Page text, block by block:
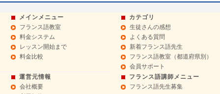
メインメニュー
フランス語教室
料金システム
レッスン開始まで
料金比較
カテゴリ
生徒さんの感想
よくある質問
新着フランス語先生
フランス語教室（都道府県別）
会員サポート
運営元情報
会社概要
フランス語講師メニュー
フランス語先生募集